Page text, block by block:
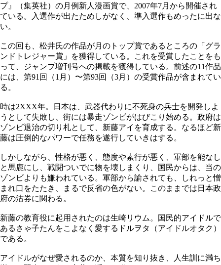
プ』（集英社）の月例新人漫画賞で、2007年7月から開催され
ている。入選作が出たためしがなく、準入選作もめったに出な
い。
この回も、松井氏の作品が月のトップ賞であるところの「グラ
ンドトレジャー賞」を獲得している。これを受賞したことをも
って、ジャンプ増刊号への掲載を獲得している。前述の11作品
には、第91回（1月）〜第93回（3月）の受賞作品が含まれてい
る。
時は2XXX年。日本は、武器代わりに不死身の兵士を開発しよ
うとして失敗し、街には暴走ゾンビがはびこり始める。政府は
ゾンビ退治の切り札として、新藤アイを育成する。なるほど新
藤は圧倒的なパワーで任務を遂行していきはする。
しかしながら、性格が悪く、態度や素行が悪く、軍部を能なし
と馬鹿にし、戦闘ついでに物を壊しまくり、国民からは、当の
ゾンビよりも嫌われている。軍部から諭されても、しれっと憎
まれ口をたたき、まるで反省の色がない。このままでは日本政
府の沽券に関わる。
新藤の教育役に起用されたのは生崎リウム。国民的アイドルで
あるさゃ子たんをこよなく愛するドルヲタ（アイドルオタク）
である。
アイドルがなぜ愛されるのか、本質を知り抜き、人生訓に満ち